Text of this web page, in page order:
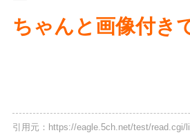
ちゃんと画像付き
引用元：https://eagle.5ch.net/test/read.cgi/